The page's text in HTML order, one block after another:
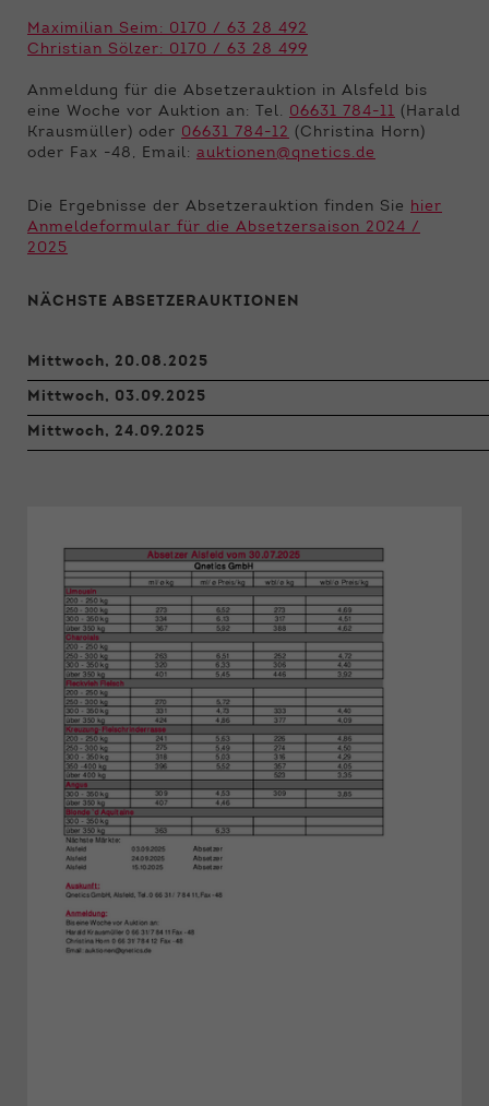
Maximilian Seim: 0170 / 63 28 492
Christian Sölzer: 0170 / 63 28 499
Anmeldung für die Absetzerauktion in Alsfeld bis
eine Woche vor Auktion an: Tel. 06631 784-11 (Harald
Krausmüller) oder 06631 784-12 (Christina Horn)
oder Fax -48, Email: auktionen@qnetics.de
Die Ergebnisse der Absetzerauktion finden Sie hier
Anmeldeformular für die Absetzersaison 2024 /
2025
NÄCHSTE ABSETZERAUKTIONEN
Mittwoch, 20.08.2025
Mittwoch, 03.09.2025
Mittwoch, 24.09.2025